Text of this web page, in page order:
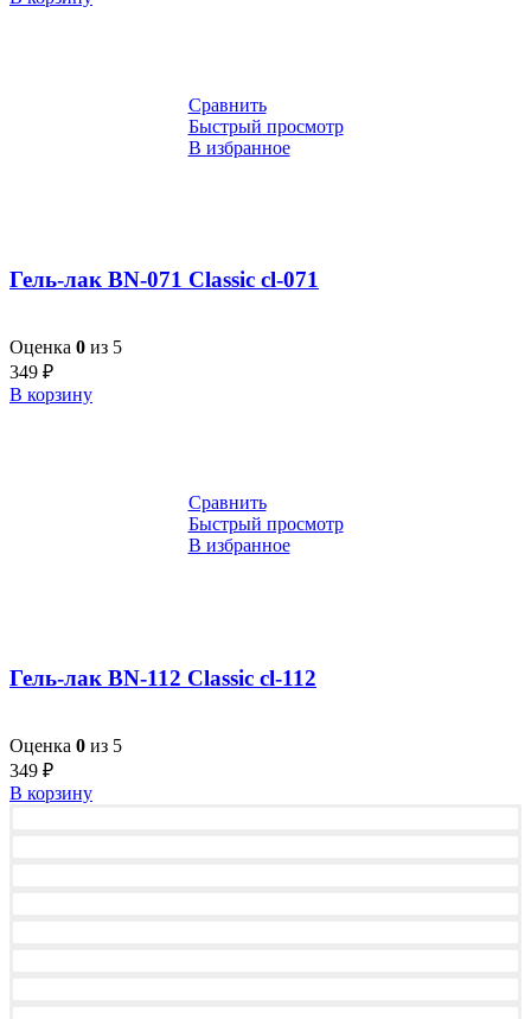
Сравнить
Быстрый просмотр
В избранное
Гель-лак BN-071 Classic cl-071
Оценка 0 из 5
349 ₽
В корзину
Сравнить
Быстрый просмотр
В избранное
Гель-лак BN-112 Classic cl-112
Оценка 0 из 5
349 ₽
В корзину